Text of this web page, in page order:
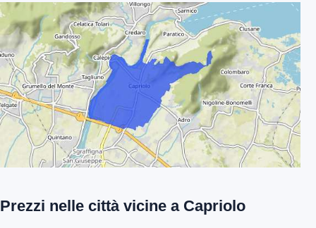
Prezzi nelle città vicine a Capriolo